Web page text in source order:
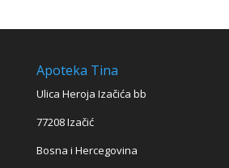
Apoteka Tina
Ulica Heroja Izačića bb
77208 Izačić
Bosna i Hercegovina